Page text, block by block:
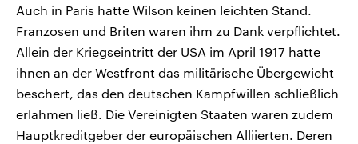
Auch in Paris hatte Wilson keinen leichten Stand.
Franzosen und Briten waren ihm zu Dank verpflichtet.
Allein der Kriegseintritt der USA im April 1917 hatte
ihnen an der Westfront das militärische Übergewicht
beschert, das den deutschen Kampfwillen schließlich
erlahmen ließ. Die Vereinigten Staaten waren zudem
Hauptkreditgeber der europäischen Alliierten. Deren